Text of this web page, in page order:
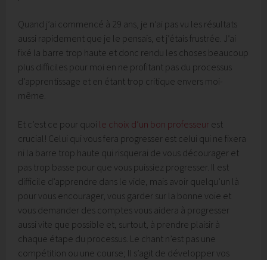
Quand j’ai commencé à 29 ans, je n’ai pas vu les résultats
aussi rapidement que je le pensais, et j’étais frustrée. J’ai
fixé la barre trop haute et donc rendu les choses beaucoup
plus difficiles pour moi en ne profitant pas du processus
d’apprentissage et en étant trop critique envers moi-
même.
Et c’est ce pour quoi le choix d’un bon professeur est
crucial! Celui qui vous fera progresser est celui qui ne fixera
ni la barre trop haute qui risquerai de vous décourager et
pas trop basse pour que vous puissiez progresser. Il est
difficile d’apprendre dans le vide, mais avoir quelqu’un là
pour vous encourager, vous garder sur la bonne voie et
vous demander des comptes vous aidera à progresser
aussi vite que possible et, surtout, à prendre plaisir à
chaque étape du processus. Le chant n’est pas une
compétition ou une course; Il s’agit de développer vos